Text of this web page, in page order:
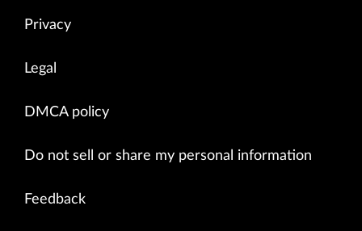
Privacy
Legal
DMCA policy
Do not sell or share my personal information
Feedback